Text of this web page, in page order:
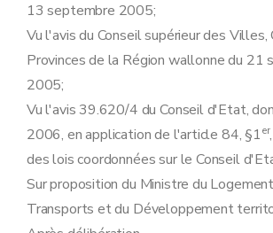
Section première
Art. 26
Art. 27
Art. 28
Section 2
Art. 29
Art. 30
Art. 30 bis
Art. 30 ter
Art. 30 quater
Art. 30 quinquies
Art. 30 sexies
Section 3 Défaut de paiement d'un
13 septembre 2005;
Vu l'avis du Conseil supérieur des Villes,
Provinces de la Région wallonne du 21
2005;
Vu l'avis 39.620/4 du Conseil d'Etat,
2006, en application de l'article 84, §1er
des lois coordonnées sur le Conseil
Sur proposition du Ministre du
Transports et du Développement